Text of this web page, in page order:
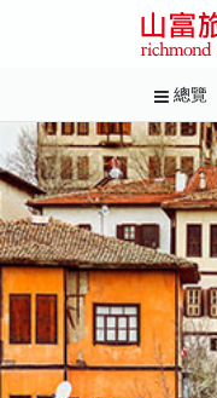
總覽